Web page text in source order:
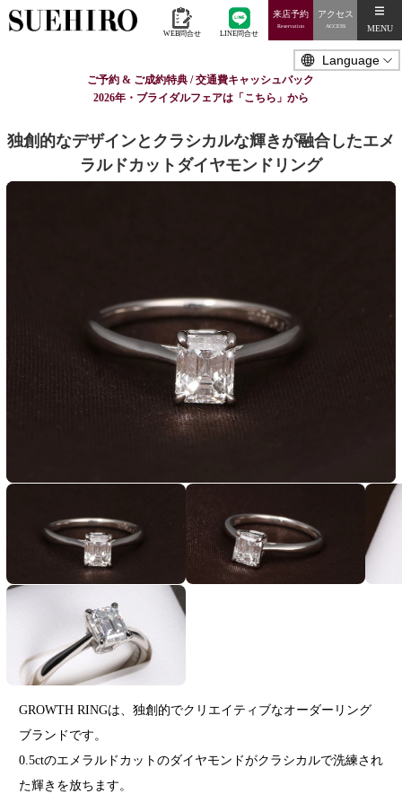
WEB問合せ LINE問合せ
来店予約
Reservation
アクセス
ACCESS MENU
ご予約 & ご成約特典 / 交通費キャッシュバック
2026年・ブライダルフェアは「こちら」から
独創的なデザインとクラシカルな輝きが融合したエメ
ラルドカットダイヤモンドリング
GROWTH RINGは、独創的でクリエイティブなオーダーリング
ブランドです。
0.5ctのエメラルドカットのダイヤモンドがクラシカルで洗練され
た輝きを放ちます。